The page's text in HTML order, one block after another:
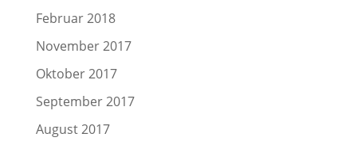
Februar 2018
November 2017
Oktober 2017
September 2017
August 2017